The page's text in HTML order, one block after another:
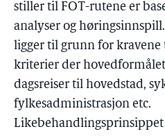
stiller til FOT-rutene er
analyser og
ligger til grunn for
kriterier der
dagsreiser til hovedstad,
fylkesadministrasjon etc.
Likebehandlingsprinsippet